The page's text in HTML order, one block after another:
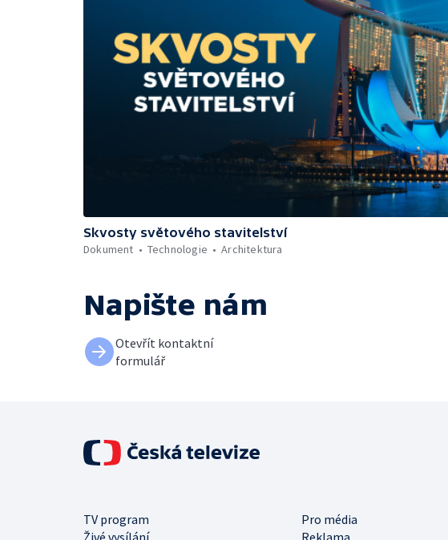
Skvosty světového stavitelství
Dokument
Technologie Architektura
Napište nám
Otevřít kontaktní
formulář
TV program
Pro média
Živé vysílání
Reklama